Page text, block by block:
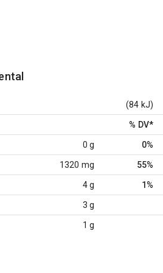
(84 kJ)
% DV*
0 g 0%
1320 mg 55%
4 g 1%
3 g
1 g